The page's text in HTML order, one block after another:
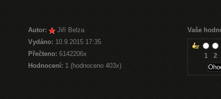
Autor:
Jiří Belza
Vydáno: 10.9.2015 17:35
Přečteno:6142206x
Hodnocení: 1 (hodnoceno 403x)
Vaše
1 2